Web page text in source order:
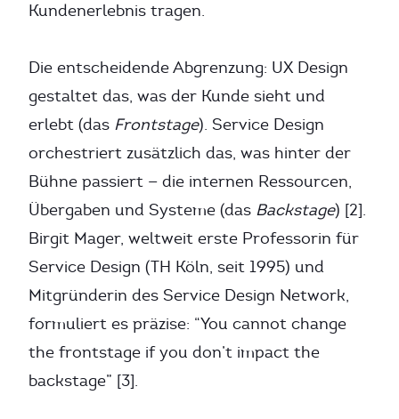
Kundenerlebnis tragen.
Die entscheidende Abgrenzung: UX Design
gestaltet das, was der Kunde sieht und
erlebt (das Frontstage). Service Design
orchestriert zusätzlich das, was hinter der
Bühne passiert — die internen Ressourcen,
Übergaben und Systeme (das Backstage) [2].
Birgit Mager, weltweit erste Professorin für
Service Design (TH Köln, seit 1995) und
Mitgründerin des Service Design Network,
formuliert es präzise: “You cannot change
the frontstage if you don’t impact the
backstage” [3].